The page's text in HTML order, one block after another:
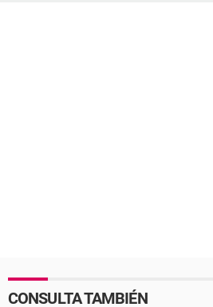
CONSULTA TAMBIÉN